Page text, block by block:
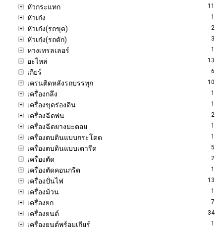
หัวกระแทก 11
หัวเก๋ง 1
หัวเก๋ง(รถขุด) 2
หัวเก๋ง(รถตัก) 3
หางเทรลเลอร์ 1
อะไหล่ 13
เกียร์ 6
เครนติดหลังรถบรรทุก 10
เครื่องกลึง 1
เครื่องขุดร่องดิน 1
เครื่องฉีดพ่น 2
เครื่องฉีดยางมะตอย 1
เครื่องตบดินแบบกระโดด 1
เครื่องตบดินแบบเตารีด 5
เครื่องตัด 2
เครื่องตัดคอนกรีต 1
เครื่องปั่นไฟ 13
เครื่องม้วน 1
เครื่องยก 7
เครื่องยนต์ 34
เครื่องยนต์พร้อมเกียร์ 1